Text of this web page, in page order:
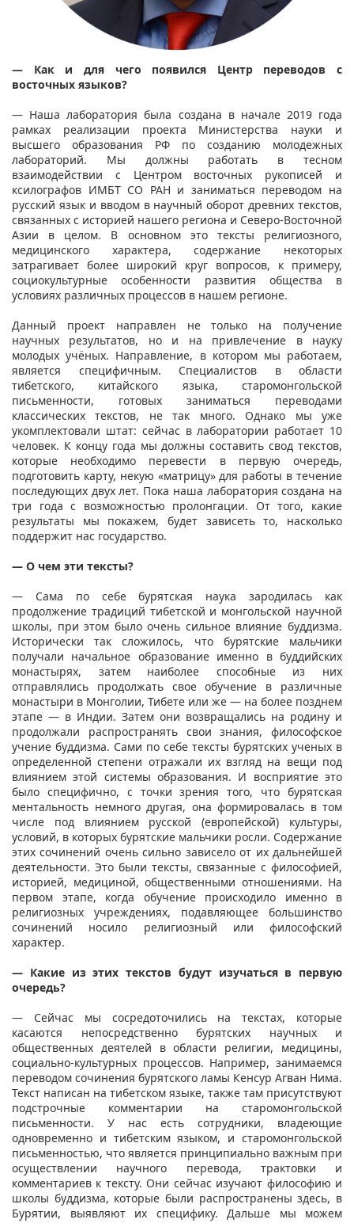
— Как и для чего появился Центр переводов с
восточных языков?
— Наша лаборатория была создана в начале 2019 года
рамках реализации проекта Министерства науки и
высшего образования РФ по созданию молодежных
лабораторий. Мы должны работать в тесном
взаимодействии с Центром восточных рукописей и
ксилографов ИМБТ СО РАН и заниматься переводом на
русский язык и вводом в научный оборот древних текстов,
связанных с историей нашего региона и Северо-Восточной
Азии в целом. В основном это тексты религиозного,
медицинского характера, содержание некоторых
затрагивает более широкий круг вопросов, к примеру,
социокультурные особенности развития общества в
условиях различных процессов в нашем регионе.
Данный проект направлен не только на получение
научных результатов, но и на привлечение в науку
молодых учёных. Направление, в котором мы работаем,
является специфичным. Специалистов в области
тибетского, китайского языка, старомонгольской
письменности, готовых заниматься переводами
классических текстов, не так много. Однако мы уже
укомплектовали штат: сейчас в лаборатории работает 10
человек. К концу года мы должны составить свод текстов,
которые необходимо перевести в первую очередь,
подготовить карту, некую «матрицу» для работы в течение
последующих двух лет. Пока наша лаборатория создана на
три года с возможностью пролонгации. От того, какие
результаты мы покажем, будет зависеть то, насколько
поддержит нас государство.
— О чем эти тексты?
— Сама по себе бурятская наука зародилась как
продолжение традиций тибетской и монгольской научной
школы, при этом было очень сильное влияние буддизма.
Исторически так сложилось, что бурятские мальчики
получали начальное образование именно в буддийских
монастырях, затем наиболее способные из них
отправлялись продолжать свое обучение в различные
монастыри в Монголии, Тибете или же — на более позднем
этапе — в Индии. Затем они возвращались на родину и
продолжали распространять свои знания, философское
учение буддизма. Сами по себе тексты бурятских ученых в
определенной степени отражали их взгляд на вещи под
влиянием этой системы образования. И восприятие это
было специфично, с точки зрения того, что бурятская
ментальность немного другая, она формировалась в том
числе под влиянием русской (европейской) культуры,
условий, в которых бурятские мальчики росли. Содержание
этих сочинений очень сильно зависело от их дальнейшей
деятельности. Это были тексты, связанные с философией,
историей, медициной, общественными отношениями. На
первом этапе, когда обучение происходило именно в
религиозных учреждениях, подавляющее большинство
сочинений носило религиозный или философский
характер.
— Какие из этих текстов будут изучаться в первую
очередь?
— Сейчас мы сосредоточились на текстах, которые
касаются непосредственно бурятских научных и
общественных деятелей в области религии, медицины,
социально-культурных процессов. Например, занимаемся
переводом сочинения бурятского ламы Кенсур Агван Нима.
Текст написан на тибетском языке, также там присутствуют
подстрочные комментарии на старомонгольской
письменности. У нас есть сотрудники, владеющие
одновременно и тибетским языком, и старомонгольской
письменностью, что является принципиально важным при
осуществлении научного перевода, трактовки и
комментариев к тексту. Они сейчас изучают философию и
школы буддизма, которые были распространены здесь, в
Бурятии, выявляют их специфику. Дальше мы можем